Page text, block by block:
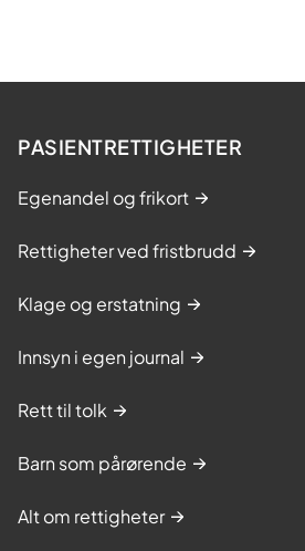
PASIENTRETTIGHETER
Egenandel og frikort
Rettigheter ved fristbrudd
Klage og erstatning
Innsyn i egen journal
Rett til tolk
Barn som pårørende
Alt om rettigheter